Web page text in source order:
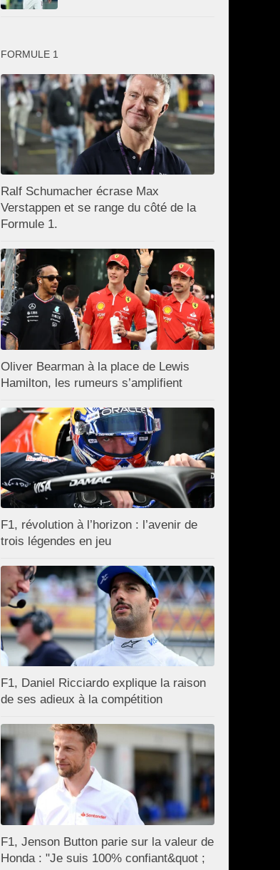
FORMULE 1
Ralf Schumacher écrase Max
Verstappen et se range du côté de la
Formule 1.
Oliver Bearman à la place de Lewis
Hamilton, les rumeurs s’amplifient
F1, révolution à l’horizon : l’avenir de
trois légendes en jeu
F1, Daniel Ricciardo explique la raison
de ses adieux à la compétition
F1, Jenson Button parie sur la valeur de
Honda : "Je suis 100% confiant&quot ;